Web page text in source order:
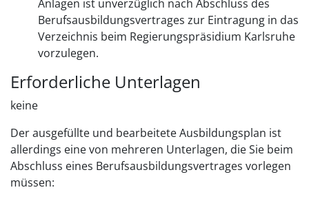
Anlagen ist unverzüglich nach Abschluss des
Berufsausbildungsvertrages zur Eintragung in das
Verzeichnis beim Regierungspräsidium Karlsruhe
vorzulegen.
Erforderliche Unterlagen
keine
Der ausgefüllte und bearbeitete Ausbildungsplan ist
allerdings eine von mehreren Unterlagen, die Sie beim
Abschluss eines Berufsausbildungsvertrages vorlegen
müssen: